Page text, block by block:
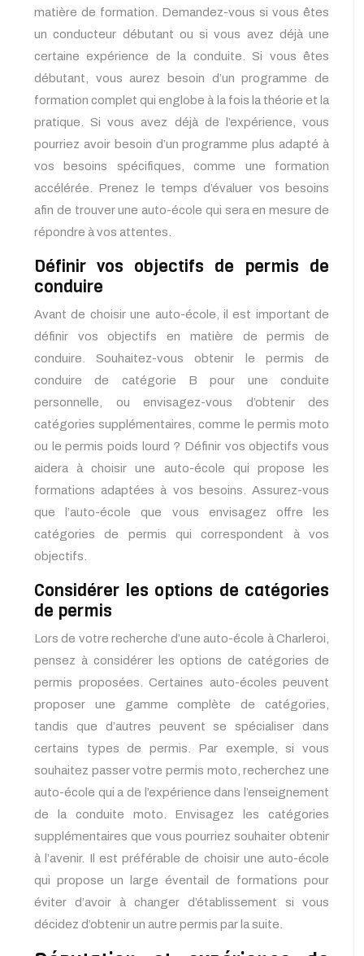
matière de formation. Demandez-vous si vous êtes
un conducteur débutant ou si vous avez déjà une
certaine expérience de la conduite. Si vous êtes
débutant, vous aurez besoin d’un programme de
formation complet qui englobe à la fois la théorie et la
pratique. Si vous avez déjà de l’expérience, vous
pourriez avoir besoin d’un programme plus adapté à
vos besoins spécifiques, comme une formation
accélérée. Prenez le temps d’évaluer vos besoins
afin de trouver une auto-école qui sera en mesure de
répondre à vos attentes.
Définir vos objectifs de permis de
conduire
Avant de choisir une auto-école, il est important de
définir vos objectifs en matière de permis de
conduire. Souhaitez-vous obtenir le permis de
conduire de catégorie B pour une conduite
personnelle, ou envisagez-vous d’obtenir des
catégories supplémentaires, comme le permis moto
ou le permis poids lourd ? Définir vos objectifs vous
aidera à choisir une auto-école qui propose les
formations adaptées à vos besoins. Assurez-vous
que l’auto-école que vous envisagez offre les
catégories de permis qui correspondent à vos
objectifs.
Considérer les options de catégories
de permis
Lors de votre recherche d’une auto-école à Charleroi,
pensez à considérer les options de catégories de
permis proposées. Certaines auto-écoles peuvent
proposer une gamme complète de catégories,
tandis que d’autres peuvent se spécialiser dans
certains types de permis. Par exemple, si vous
souhaitez passer votre permis moto, recherchez une
auto-école qui a de l’expérience dans l’enseignement
de la conduite moto. Envisagez les catégories
supplémentaires que vous pourriez souhaiter obtenir
à l’avenir. Il est préférable de choisir une auto-école
qui propose un large éventail de formations pour
éviter d’avoir à changer d’établissement si vous
décidez d’obtenir un autre permis par la suite.